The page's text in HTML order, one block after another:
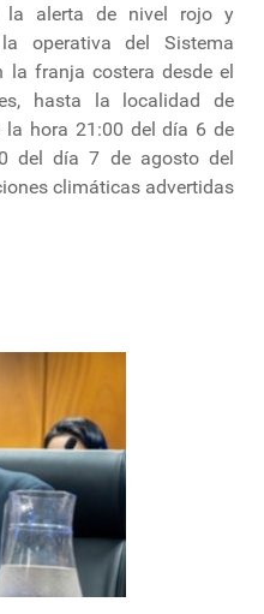
la alerta de nivel rojo y
operativa del Sistema
la franja costera desde el
hasta la localidad de
la hora 21:00 del día 6 de
del día 7 de agosto del
climáticas advertidas